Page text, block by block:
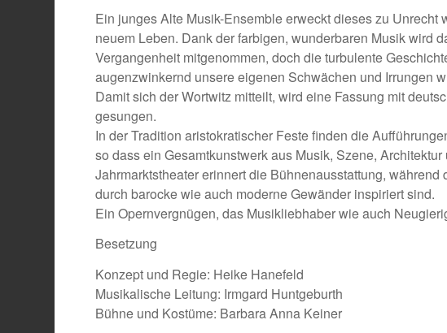
Ein junges Alte Musik-Ensemble erweckt dieses zu
neuem Leben. Dank der farbigen, wunderbaren Musik wird
Vergangenheit mitgenommen, doch die turbulente
augenzwinkernd unsere eigenen Schwächen und Irrungen
Damit sich der Wortwitz mitteilt, wird eine Fassung mit
gesungen.
In der Tradition aristokratischer Feste finden die
so dass ein Gesamtkunstwerk aus Musik, Szene,
Jahrmarktstheater erinnert die Bühnenausstattung,
durch barocke wie auch moderne Gewänder inspiriert sind.
Ein Opernvergnügen, das Musikliebhaber wie auch
Besetzung
Konzept und Regie: Heike Hanefeld
Musikalische Leitung: Irmgard Huntgeburth
Bühne und Kostüme: Barbara Anna Keiner